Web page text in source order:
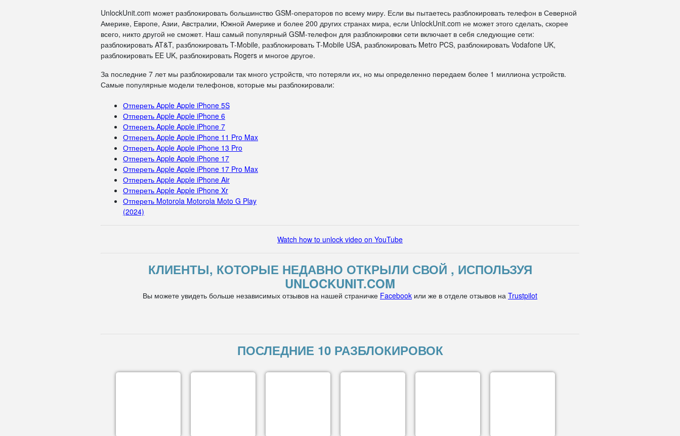
UnlockUnit.com может разблокировать большинство GSM-операторов по всему миру. Если вы пытаетесь разблокировать телефон в Северной
Америке, Европе, Азии, Австралии, Южной Америке и более 200 других странах мира, если UnlockUnit.com не может этого сделать, скорее
всего, никто другой не сможет. Наш самый популярный GSM-телефон для разблокировки сети включает в себя следующие сети:
разблокировать AT&T, разблокировать T-Mobile, разблокировать T-Mobile USA, разблокировать Metro PCS, разблокировать Vodafone UK,
разблокировать EE UK, разблокировать Rogers и многое другое.
За последние 7 лет мы разблокировали так много устройств, что потеряли их, но мы определенно передаем более 1 миллиона устройств.
Самые популярные модели телефонов, которые мы разблокировали:
Отпереть Apple Apple iPhone 5S
Отпереть Apple Apple iPhone 6
Отпереть Apple Apple iPhone 7
Отпереть Apple Apple iPhone 11 Pro Max
Отпереть Apple Apple iPhone 13 Pro
Отпереть Apple Apple iPhone 17
Отпереть Apple Apple iPhone 17 Pro Max
Отпереть Apple Apple iPhone Air
Отпереть Apple Apple iPhone Xr
Отпереть Motorola Motorola Moto G Play
(2024)
Watch how to unlock video on YouTube
КЛИЕНТЫ, КОТОРЫЕ НЕДАВНО ОТКРЫЛИ СВОЙ , ИСПОЛЬЗУЯ
UNLOCKUNIT.COM
Вы можете увидеть больше независимых отзывов на нашей страничке Facebook или же в отделе отзывов на Trustpilot
ПОСЛЕДНИЕ 10 РАЗБЛОКИРОВОК